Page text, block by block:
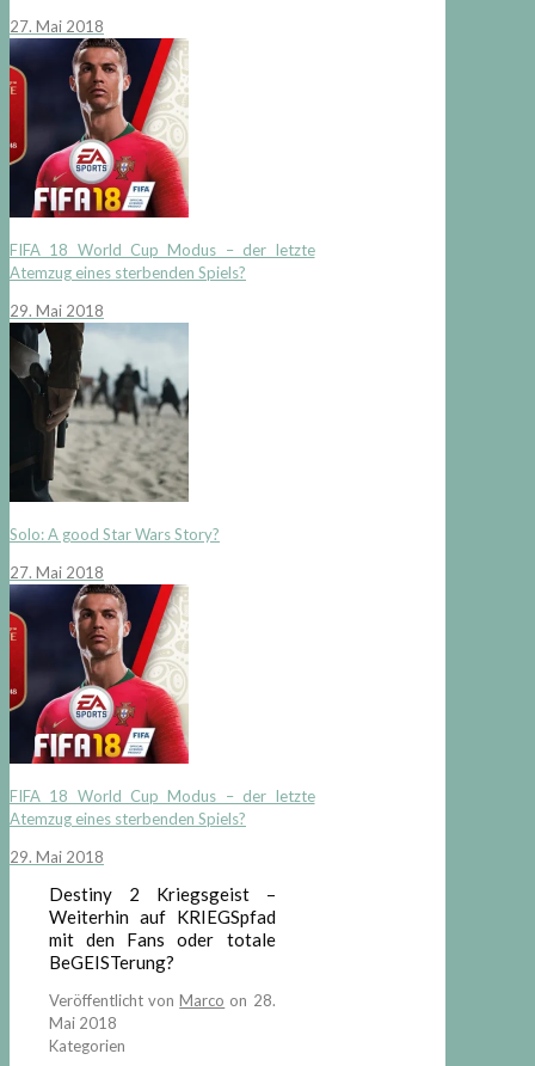
27. Mai 2018
FIFA 18 World Cup Modus – der letzte
Atemzug eines sterbenden Spiels?
29. Mai 2018
Solo: A good Star Wars Story?
27. Mai 2018
FIFA 18 World Cup Modus – der letzte
Atemzug eines sterbenden Spiels?
29. Mai 2018
Destiny 2 Kriegsgeist –
Weiterhin auf KRIEGSpfad
mit den Fans oder totale
BeGEISTerung?
Veröffentlicht von Marco on 28.
Mai 2018
Kategorien